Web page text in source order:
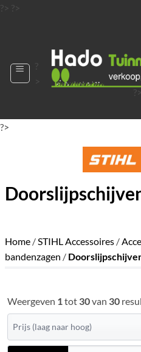
?> ?>
?>
?
?>
Home /STIHL Accessoires /
bandenzagen /
Weergeven 1tot 30van 30